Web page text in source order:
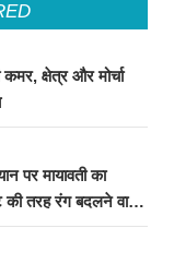
क्षेत्र और मोर्चा
पर मायावती का
की तरह रंग बदलने वाली